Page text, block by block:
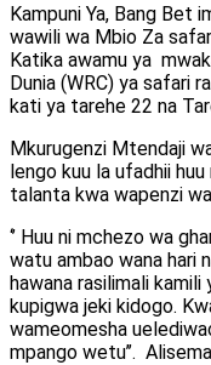
Kampuni Ya, Bang Bet
wawili wa Mbio Za
Katika awamu ya
Dunia (WRC) ya safari
kati ya tarehe 22 na
Mkurugenzi Mtendaji
lengo kuu la ufadhii
talanta kwa wapenzi
‘’ Huu ni mchezo wa
watu ambao wana hari
hawana rasilimali
kupigwa jeki kidogo.
wameomesha
mpango wetu’’.